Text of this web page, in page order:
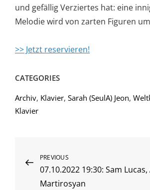
und gefällig Verziertes hat: eine
Melodie wird von zarten Figuren
>> Jetzt reservieren!
CATEGORIES
Archiv, Klavier, Sarah (SeulA) Jeon,
Klavier
Beitragsnavigation
Previous
Post
PREVIOUS
07.10.2022 19:30: Sam
Martirosyan